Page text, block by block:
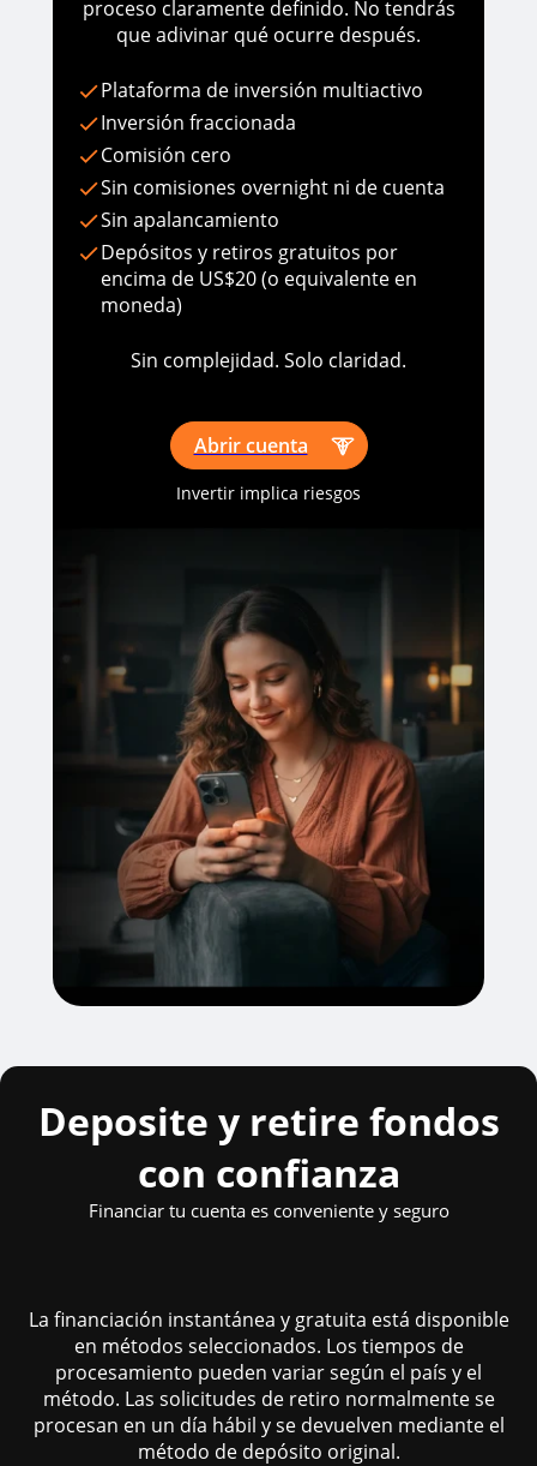
proceso claramente definido. No tendrás
que adivinar qué ocurre después.
Plataforma de inversión multiactivo
Inversión fraccionada
Comisión cero
Sin comisiones overnight ni de cuenta
Sin apalancamiento
Depósitos y retiros gratuitos por
encima de US$20 (o equivalente en
moneda)
Sin complejidad. Solo claridad.
Abrir cuenta
Invertir implica riesgos
Deposite y retire fondos
con confianza
Financiar tu cuenta es conveniente y seguro
La financiación instantánea y gratuita está disponible
en métodos seleccionados. Los tiempos de
procesamiento pueden variar según el país y el
método. Las solicitudes de retiro normalmente se
procesan en un día hábil y se devuelven mediante el
método de depósito original.